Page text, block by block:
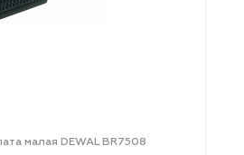
малая DEWAL BR7508